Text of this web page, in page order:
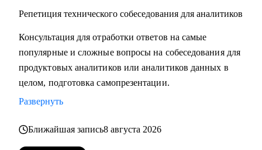
трек развития;
• Junior и Middle Продуктовым аналитикам, аналитикам
данных и продаж, которые хотят повысить свой грейд;
• Выпускникам и студентам, которые ищут свою первую
работу в аналитике;
• Аналитикам, которые хотят перейти из стартапа в
• Тем, кто хочет перейти в IT и аналитику из смежной
Репетиция технического собеседования для аналитиков
Консультация для отработки ответов на самые
популярные и сложные вопросы на собеседования для
продуктовых аналитиков или аналитиков данных в
целом, подготовка самопрезентации.
Развернуть
Ближайшая запись8 августа 2026